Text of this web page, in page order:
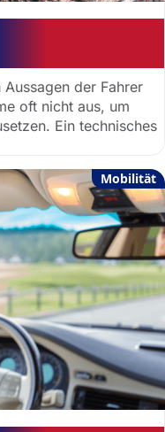
der Fahrer
oft nicht aus, um
Ein technisches
Mobilität